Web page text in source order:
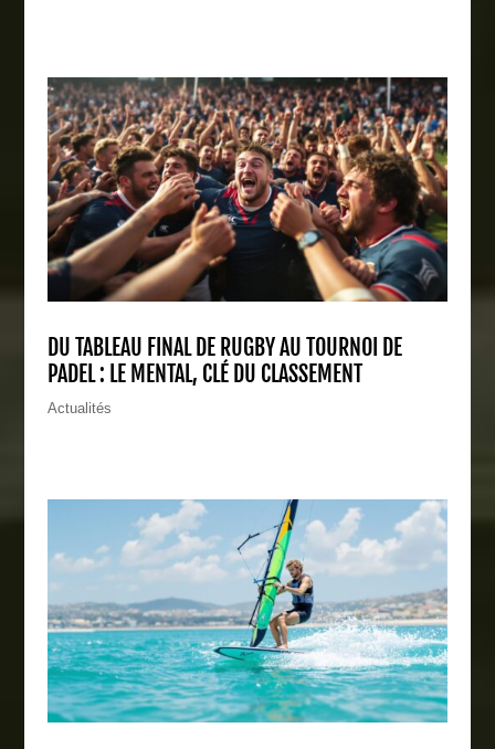
DU TABLEAU FINAL DE RUGBY AU TOURNOI DE
PADEL : LE MENTAL, CLÉ DU CLASSEMENT
Actualités